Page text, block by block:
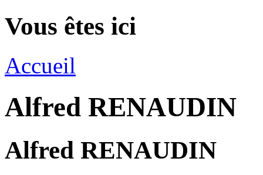
Vous êtes ici
Accueil
Alfred RENAUDIN
Alfred RENAUDIN